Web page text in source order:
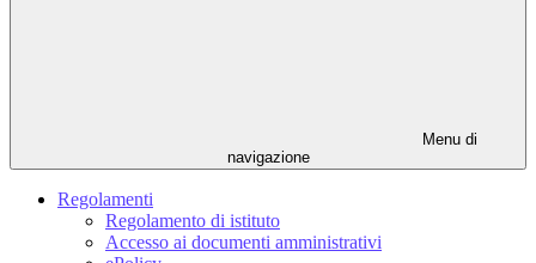
Menu di
navigazione
Regolamenti
Regolamento di istituto
Accesso ai documenti amministrativi